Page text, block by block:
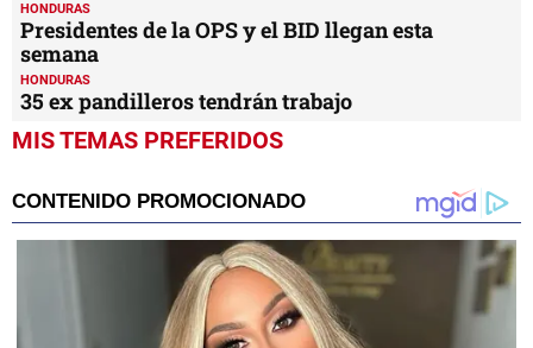
HONDURAS
Presidentes de la OPS y el BID llegan esta
semana
HONDURAS
35 ex pandilleros tendrán trabajo
MIS TEMAS PREFERIDOS